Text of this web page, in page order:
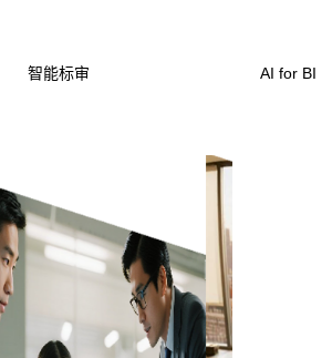
智能标审 AI for BI